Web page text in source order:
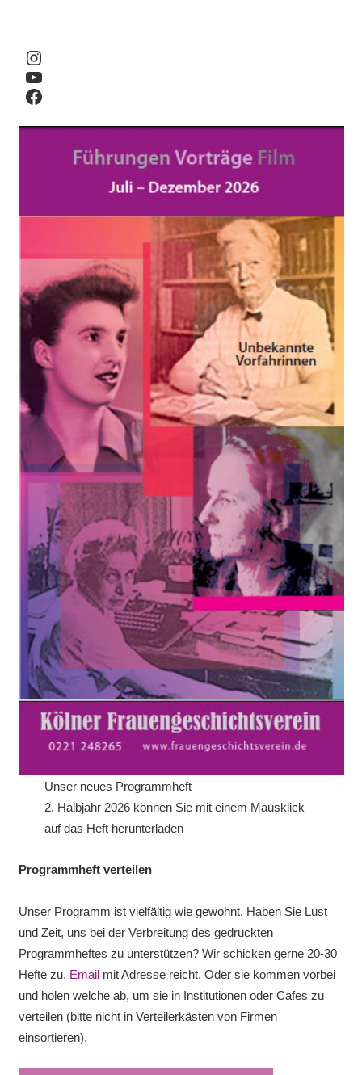
Instagram
YouTube
Facebook
Unser neues Programmheft
2. Halbjahr 2026 können Sie mit einem Mausklick
auf das Heft herunterladen
Programmheft verteilen
Unser Programm ist vielfältig wie gewohnt. Haben Sie Lust
und Zeit, uns bei der Verbreitung des gedruckten
Programmheftes zu unterstützen? Wir schicken gerne 20-30
Hefte zu. Emailmit Adresse reicht. Oder sie kommen vorbei
und holen welche ab, um sie in Institutionen oder Cafes zu
verteilen (bitte nicht in Verteilerkästen von Firmen
einsortieren).